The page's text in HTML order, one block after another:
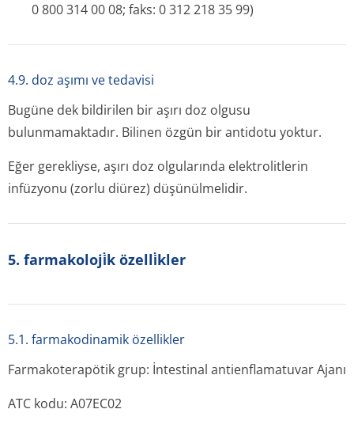
0 800 314 00 08; faks: 0 312 218 35 99)
4.9. doz aşımı ve tedavisi
Bugüne dek bildirilen bir aşırı doz olgusu
bulunmamaktadır. Bilinen özgün bir antidotu yoktur.
Eğer gerekliyse, aşırı doz olgularında elektrolitlerin
infüzyonu (zorlu diürez) düşünülmelidir.
5. farmakoloji̇k özelli̇kler
5.1. farmakodinamik özellikler
Farmakoterapötik grup: İntestinal antienflamatu­var Ajanı
ATC kodu: A07EC02